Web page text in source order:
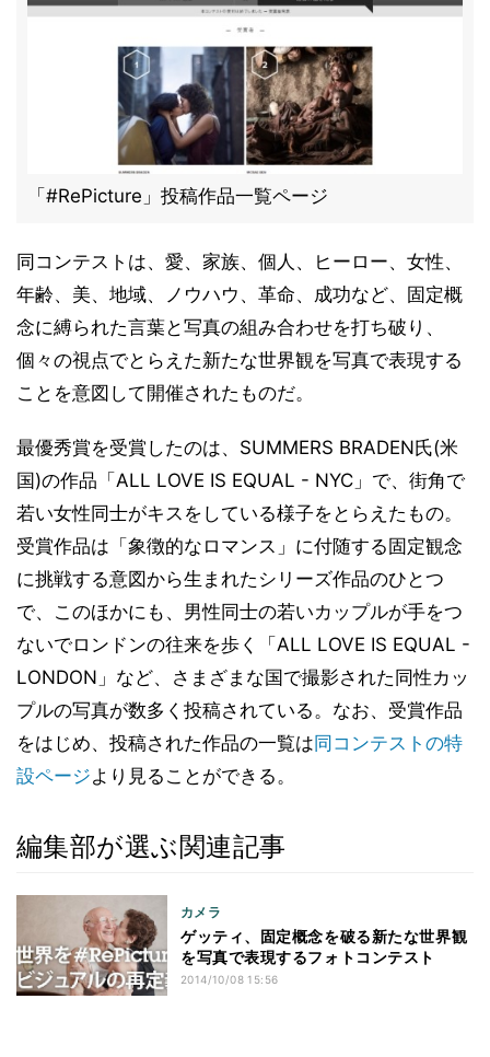
「#RePicture」投稿作品一覧ページ
同コンテストは、愛、家族、個人、ヒーロー、女性、
年齢、美、地域、ノウハウ、革命、成功など、固定概
念に縛られた言葉と写真の組み合わせを打ち破り、
個々の視点でとらえた新たな世界観を写真で表現する
ことを意図して開催されたものだ。
最優秀賞を受賞したのは、SUMMERS BRADEN氏(米
国)の作品「ALL LOVE IS EQUAL - NYC」で、街角で
若い女性同士がキスをしている様子をとらえたもの。
受賞作品は「象徴的なロマンス」に付随する固定観念
に挑戦する意図から生まれたシリーズ作品のひとつ
で、このほかにも、男性同士の若いカップルが手をつ
ないでロンドンの往来を歩く「ALL LOVE IS EQUAL -
LONDON」など、さまざまな国で撮影された同性カッ
プルの写真が数多く投稿されている。なお、受賞作品
をはじめ、投稿された作品の一覧は同コンテストの特
設ページより見ることができる。
編集部が選ぶ関連記事
カメラ
ゲッティ、固定概念を破る新たな世界観
を写真で表現するフォトコンテスト
2014/10/08 15:56